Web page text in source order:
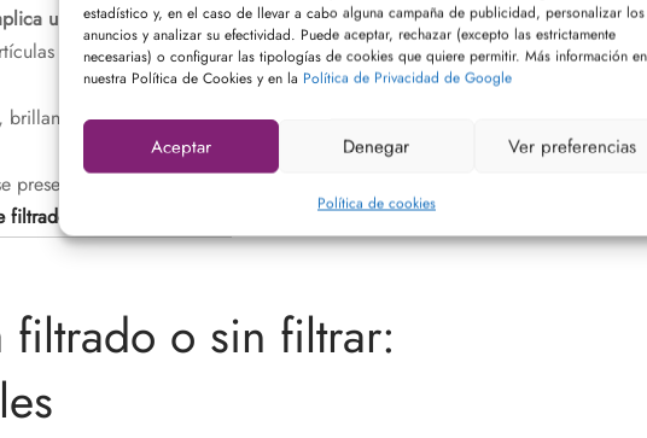
estadístico y, en el caso de llevar a cabo alguna campaña de publicidad, personalizar los
anuncios y analizar su efectividad. Puede aceptar, rechazar (excepto las estrictamente
necesarias) o configurar las tipologías de cookies que quiere permitir. Más información en
nuestra Política de Cookies y en la Política de Privacidad de Google
Aceptar Denegar Ver preferencias
Política de cookies
un proceso de filtrado natural mediante celulosa o placas
en suspensión y la humedad que pueden acelerar la oxidación.
brillante, estable y duradero.
presentan filtrados porque
filtrado de Oleum Hispania , ideal paraconsumo diario y para todo
o sin filtrar: